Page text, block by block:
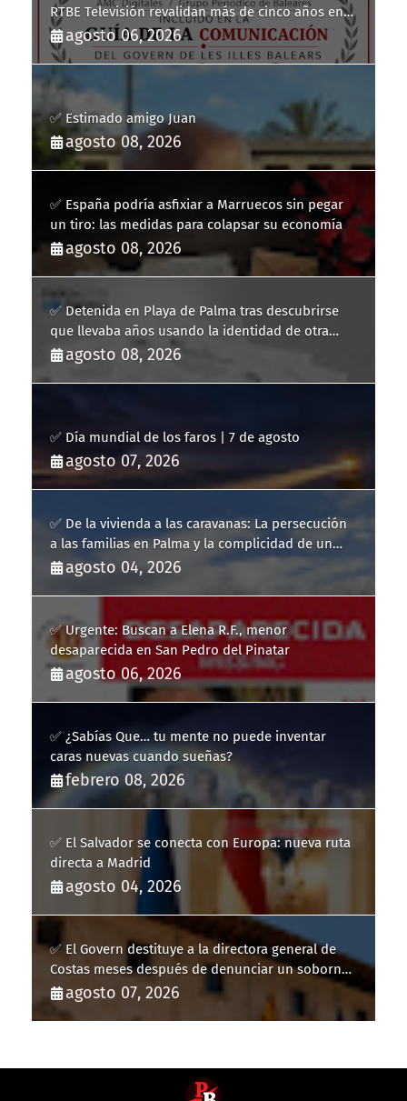
RTBE Televisión revalidan más de cinco años en
la Guía de la Comunicación del Govern de les Illes
Balears
agosto 06, 2026
✅ Estimado amigo Juan
agosto 08, 2026
✅ España podría asfixiar a Marruecos sin pegar
un tiro: las medidas para colapsar su economía
agosto 08, 2026
✅ Detenida en Playa de Palma tras descubrirse
que llevaba años usando la identidad de otra
persona
agosto 08, 2026
✅ Día mundial de los faros | 7 de agosto
agosto 07, 2026
✅ De la vivienda a las caravanas: La persecución
a las familias en Palma y la complicidad de un
fracaso heredado
agosto 04, 2026
✅ Urgente: Buscan a Elena R.F., menor
desaparecida en San Pedro del Pinatar
agosto 06, 2026
✅ ¿Sabías Que… tu mente no puede inventar
caras nuevas cuando sueñas?
febrero 08, 2026
✅ El Salvador se conecta con Europa: nueva ruta
directa a Madrid
agosto 04, 2026
✅ El Govern destituye a la directora general de
Costas meses después de denunciar un soborno
con 20.000 euros
agosto 07, 2026